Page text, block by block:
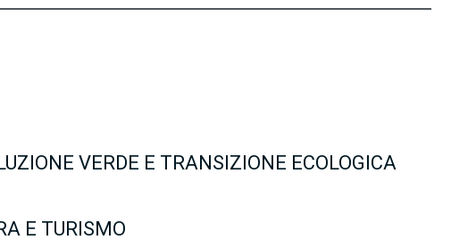
VERDE E TRANSIZIONE ECOLOGICA
E TURISMO